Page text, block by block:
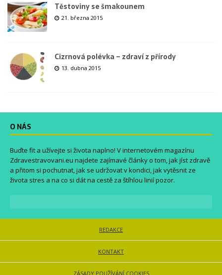
Těstoviny se šmakounem
21. března 2015
Cizrnová polévka – zdraví z přírody
13. dubna 2015
O NÁS
Buďte fit a užívejte si života naplno! V internetovém magazínu
Zdravestravovani.eu najdete zajímavé články o tom, jak jíst zdravě
a přitom si pochutnat, jak se udržovat v kondici, jak vytěsnit ze
života stres a na co si dát na cestě za štíhlou linií pozor.
REDAKCE
KONTAKT
ZÁSADY POUŽÍVÁNÍ COOKIES